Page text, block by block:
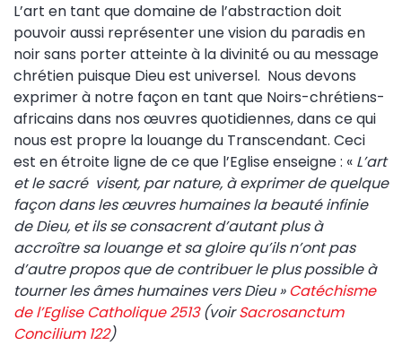
L’art en tant que domaine de l’abstraction doit
pouvoir aussi représenter une vision du paradis en
noir sans porter atteinte à la divinité ou au message
chrétien puisque Dieu est universel. Nous devons
exprimer à notre façon en tant que Noirs-chrétiens-
africains dans nos œuvres quotidiennes, dans ce qui
nous est propre la louange du Transcendant. Ceci
est en étroite ligne de ce que l’Eglise enseigne : « L’art
et le sacré visent, par nature, à exprimer de quelque
façon dans les œuvres humaines la beauté infinie
de Dieu, et ils se consacrent d’autant plus à
accroître sa louange et sa gloire qu’ils n’ont pas
d’autre propos que de contribuer le plus possible à
tourner les âmes humaines vers Dieu » Catéchisme
de l’Eglise Catholique 2513(voirSacrosanctum
Concilium 122)